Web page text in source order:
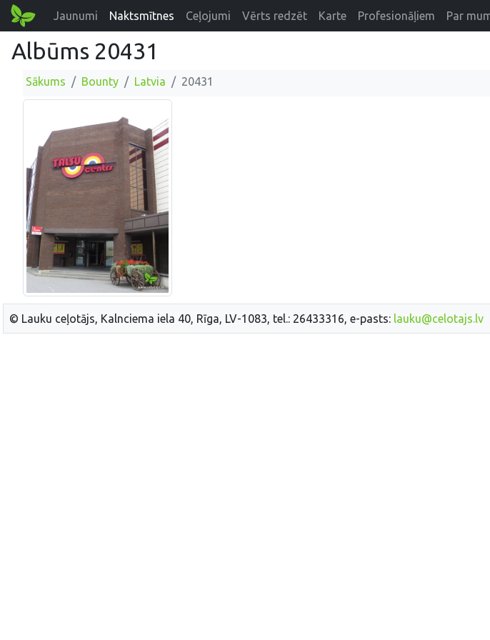
Jaunumi Naktsmītnes Ceļojumi Vērts redzēt Karte Profesionāļiem Par
Albūms 20431
Sākums Bounty Latvia 20431
© Lauku ceļotājs, Kalnciema iela 40, Rīga, LV-1083, tel.: 26433316, e-pasts: lauku@celotajs.lv